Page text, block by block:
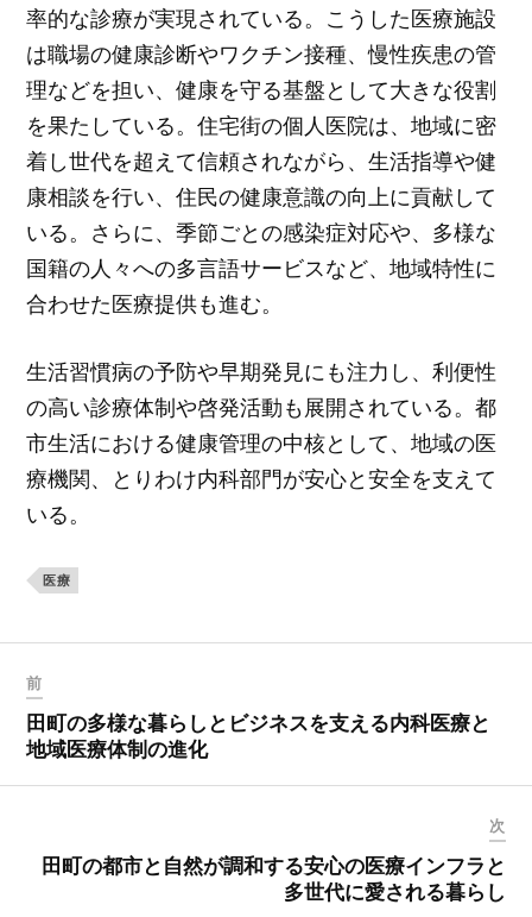
率的な診療が実現されている。こうした医療施設
は職場の健康診断やワクチン接種、慢性疾患の管
理などを担い、健康を守る基盤として大きな役割
を果たしている。住宅街の個人医院は、地域に密
着し世代を超えて信頼されながら、生活指導や健
康相談を行い、住民の健康意識の向上に貢献して
いる。さらに、季節ごとの感染症対応や、多様な
国籍の人々への多言語サービスなど、地域特性に
合わせた医療提供も進む。
生活習慣病の予防や早期発見にも注力し、利便性
の高い診療体制や啓発活動も展開されている。都
市生活における健康管理の中核として、地域の医
療機関、とりわけ内科部門が安心と安全を支えて
いる。
医療
前
田町の多様な暮らしとビジネスを支える内科医療と
地域医療体制の進化
次
田町の都市と自然が調和する安心の医療インフラと
多世代に愛される暮らし